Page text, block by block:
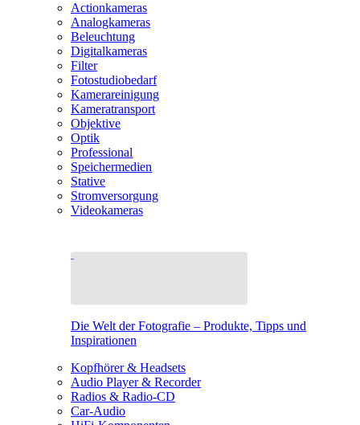
Actionkameras
Analogkameras
Beleuchtung
Digitalkameras
Filter
Fotostudiobedarf
Kamerareinigung
Kameratransport
Objektive
Optik
Professional
Speichermedien
Stative
Stromversorgung
Videokameras
Die Welt der Fotografie – Produkte, Tipps und
Inspirationen
Kopfhörer & Headsets
Audio Player & Recorder
Radios & Radio-CD
Car-Audio